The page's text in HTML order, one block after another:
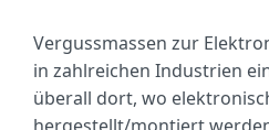
Vergussmassen zur
in zahlreichen Industrien
überall dort, wo